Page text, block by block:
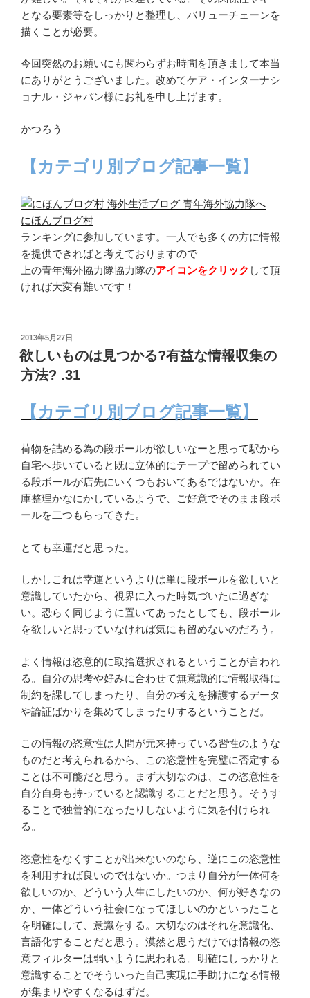
となる要素等をしっかりと整理し、バリューチェーンを
描くことが必要。
今回突然のお願いにも関わらずお時間を頂きまして本当
にありがとうございました。改めてケア・インターナシ
ョナル・ジャパン様にお礼を申し上げます。
かつろう
【カテゴリ別ブログ記事一覧】
にほんブログ村
ランキングに参加しています。一人でも多くの方に情報
を提供できればと考えておりますので
上の青年海外協力隊協力隊のアイコンをクリック して頂
ければ大変有難いです！
投
稿
日:
2013年5月27日
欲しいものは見つかる?有益な情報収集の
方法? .31
【カテゴリ別ブログ記事一覧】
荷物を詰める為の段ボールが欲しいなーと思って駅から
自宅へ歩いていると既に立体的にテープで留められてい
る段ボールが店先にいくつもおいてあるではないか。在
庫整理かなにかしているようで、ご好意でそのまま段ボ
ールを二つもらってきた。
とても幸運だと思った。
しかしこれは幸運というよりは単に段ボールを欲しいと
意識していたから、視界に入った時気づいたに過ぎな
い。恐らく同じように置いてあったとしても、段ボール
を欲しいと思っていなければ気にも留めないのだろう。
よく情報は恣意的に取捨選択されるということが言われ
る。自分の思考や好みに合わせて無意識的に情報取得に
制約を課してしまったり、自分の考えを擁護するデータ
や論証ばかりを集めてしまったりするということだ。
この情報の恣意性は人間が元来持っている習性のような
ものだと考えられるから、この恣意性を完璧に否定する
ことは不可能だと思う。まず大切なのは、この恣意性を
自分自身も持っていると認識することだと思う。そうす
ることで独善的になったりしないように気を付けられ
る。
恣意性をなくすことが出来ないのなら、逆にこの恣意性
を利用すれば良いのではないか。つまり自分が一体何を
欲しいのか、どういう人生にしたいのか、何が好きなの
か、一体どういう社会になってほしいのかといったこと
を明確にして、意識をする。大切なのはそれを意識化、
言語化することだと思う。漠然と思うだけでは情報の恣
意フィルターは弱いように思われる。明確にしっかりと
意識することでそういった自己実現に手助けになる情報
が集まりやすくなるはずだ。